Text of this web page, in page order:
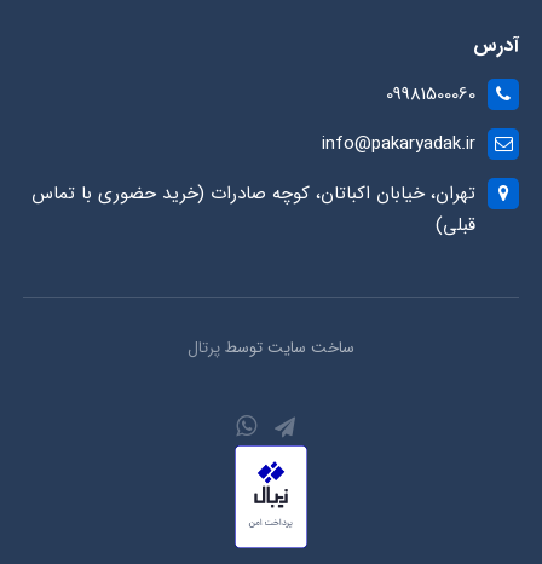
آدرس
09981500060
info@pakaryadak.ir
تهران، خیابان اکباتان، کوچه صادرات (خرید حضوری با تماس
قبلی)
ساخت سایت توسطپرتال